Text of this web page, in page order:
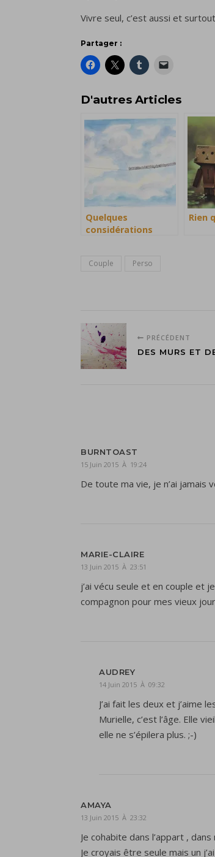
Vivre seul, c’est aussi et
Partager :
D'autres Articles
Quelques
considérations
Rien
Couple Perso
PRÉCÉDENT
DES MURS ET
BURNTOAST
15 Juin 2015 À 19:24
De toute ma vie, je n’ai jamais
MARIE-CLAIRE
13 Juin 2015 À 23:51
j’ai vécu seule et en couple et
compagnon pour mes vieux
AUDREY
14 Juin 2015 À 09:32
J’ai fait les deux et j’aime
Murielle, c’est l’âge. Elle
elle ne s’épilera plus. ;-)
AMAYA
13 Juin 2015 À 23:32
Je cohabite dans l’appart ,
Je croyais être seule mais un